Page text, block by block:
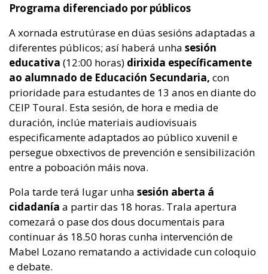
Programa diferenciado por públicos
A xornada estrutúrase en dúas sesións adaptadas a
diferentes públicos; así haberá unha sesión
educativa (12:00 horas) dirixida específicamente
ao alumnado de Educación Secundaria, con
prioridade para estudantes de 13 anos en diante do
CEIP Toural. Esta sesión, de hora e media de
duración, inclúe materiais audiovisuais
especificamente adaptados ao público xuvenil e
persegue obxectivos de prevención e sensibilización
entre a poboación máis nova.
Pola tarde terá lugar unha sesión aberta á
cidadanía a partir das 18 horas. Trala apertura
comezará o pase dos dous documentais para
continuar ás 18.50 horas cunha intervención de
Mabel Lozano rematando a actividade cun coloquio
e debate.